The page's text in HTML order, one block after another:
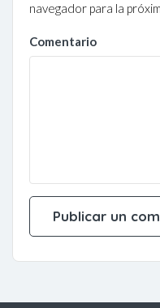
navegador para la
Comentario